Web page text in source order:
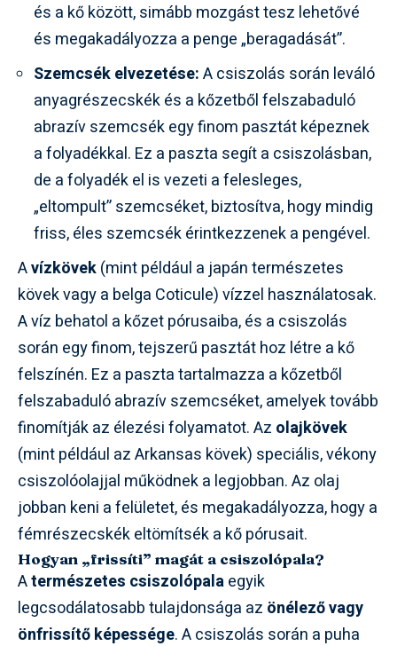
és a kő között, simább mozgást tesz lehetővé
és megakadályozza a penge „beragadását”.
Szemcsék elvezetése:A csiszolás során leváló
anyagrészecskék és a kőzetből felszabaduló
abrazív szemcsék egy finom pasztát képeznek
a folyadékkal. Ez a paszta segít a csiszolásban,
de a folyadék el is vezeti a felesleges,
„eltompult” szemcséket, biztosítva, hogy mindig
friss, éles szemcsék érintkezzenek a pengével.
Avízkövek(mint például a japán természetes
kövek vagy a belga Coticule) vízzel használatosak.
A víz behatol a kőzet pórusaiba, és a csiszolás
során egy finom, tejszerű pasztát hoz létre a kő
felszínén. Ez a paszta tartalmazza a kőzetből
felszabaduló abrazív szemcséket, amelyek tovább
finomítják az élezési folyamatot. Az olajkövek
(mint például az Arkansas kövek) speciális, vékony
csiszolóolajjal működnek a legjobban. Az olaj
jobban keni a felületet, és megakadályozza, hogy a
fémrészecskék eltömítsék a kő pórusait.
Hogyan „frissíti” magát a csiszolópala?
Atermészetes csiszolópalaegyik
legcsodálatosabb tulajdonsága az önélező vagy
önfrissítő képessége. A csiszolás során a puha